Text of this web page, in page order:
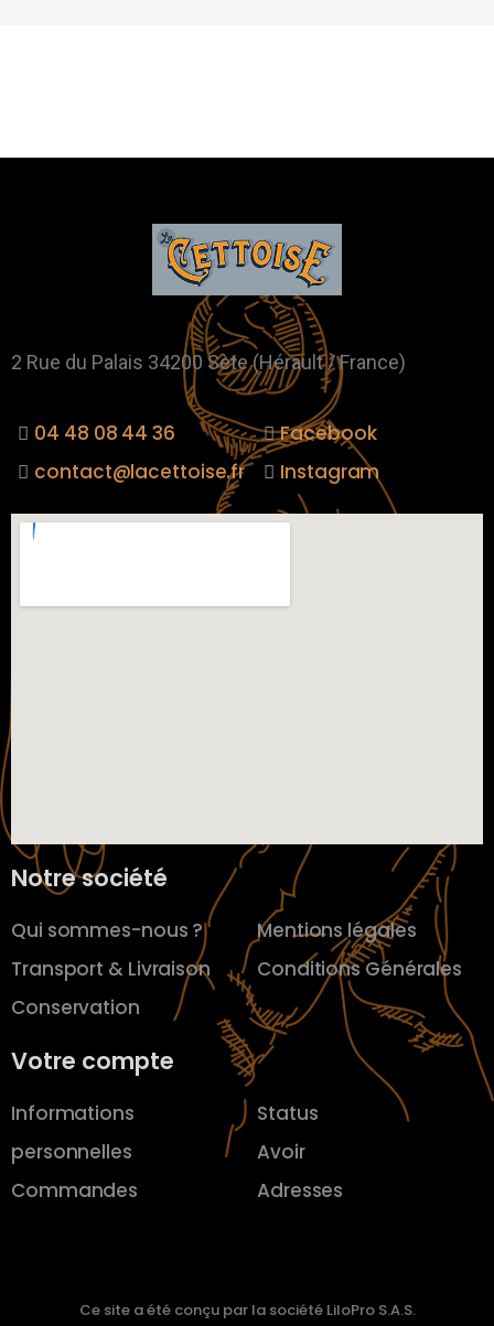
2 Rue du Palais 34200 Sète (Hérault / France)
04 48 08 44 36
contact@lacettoise.fr
Facebook
Instagram
Notre société
Qui sommes-nous ?
Transport & Livraison
Conservation
Mentions légales
Conditions Générales
Votre compte
Informations
personnelles
Commandes
Status
Avoir
Adresses
Ce site a été conçu par la société LiloPro S.A.S.